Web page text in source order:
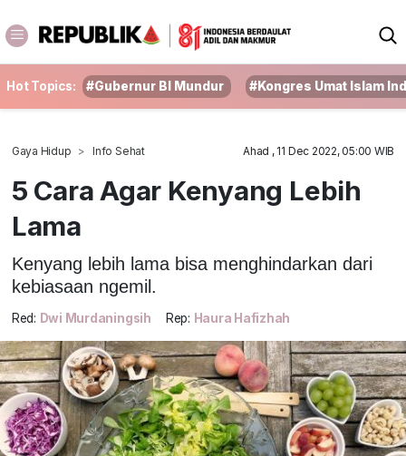
Hot Topics: #Gubernur BI Mundur #Kongres Umat Islam
Gaya Hidup Info Sehat Ahad , 11 Dec 2022, 05:00 WIB
5 Cara Agar Kenyang Lebih
Lama
Kenyang lebih lama bisa menghindarkan dari
kebiasaan ngemil.
Red: Dwi Murdaningsih Rep: Haura Hafizhah